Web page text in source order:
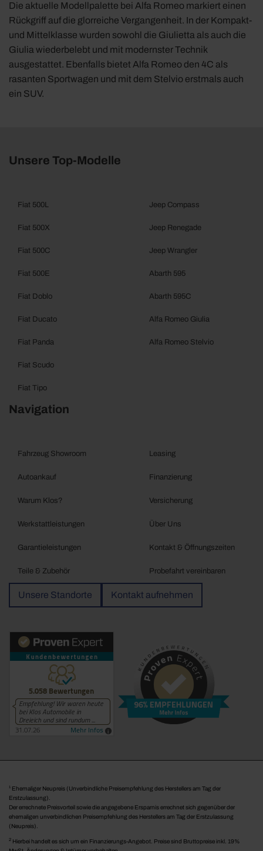
Die aktuelle Modellpalette bei Alfa Romeo markiert einen
Rückgriff auf die glorreiche Vergangenheit. In der Kompakt-
und Mittelklasse wurden sowohl die Giulietta als auch die
Giulia wiederbelebt und mit modernster Technik
ausgestattet. Ebenfalls bietet Alfa Romeo den 4C als
rasanten Sportwagen und mit dem Stelvio erstmals auch
ein SUV.
Unsere Top-Modelle
Fiat 500L
Fiat 500X
Fiat 500C
Fiat 500E
Fiat Doblo
Fiat Ducato
Fiat Panda
Fiat Scudo
Fiat Tipo
Jeep Compass
Jeep Renegade
Jeep Wrangler
Abarth 595
Abarth 595C
Alfa Romeo Giulia
Alfa Romeo Stelvio
Navigation
Fahrzeug Showroom
Autoankauf
Warum Klos?
Werkstattleistungen
Garantieleistungen
Teile & Zubehör
Leasing
Finanzierung
Versicherung
Über Uns
Kontakt & Öffnungszeiten
Probefahrt vereinbaren
Unsere Standorte Kontakt aufnehmen
1 Ehemaliger Neupreis (Unverbindliche Preisempfehlung des Herstellers am Tag der
Erstzulassung).
Der errechnete Preisvorteil sowie die angegebene Ersparnis errechnet sich gegenüber der
ehemaligen unverbindlichen Preisempfehlung des Herstellers am Tag der Erstzulassung
(Neupreis).
2 Hierbei handelt es sich um ein Finanzierungs-Angebot. Preise sind Bruttopreise inkl. 19%